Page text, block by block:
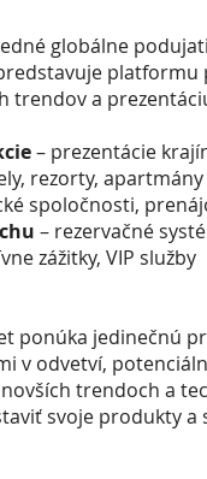
globálne
trendov a
– prezentácie
rezorty, apartmány
spoločnosti,
– rezervačné
zážitky, VIP služby
ponúka jedinečnú
v odvetví,
trendoch a
svoje produkty